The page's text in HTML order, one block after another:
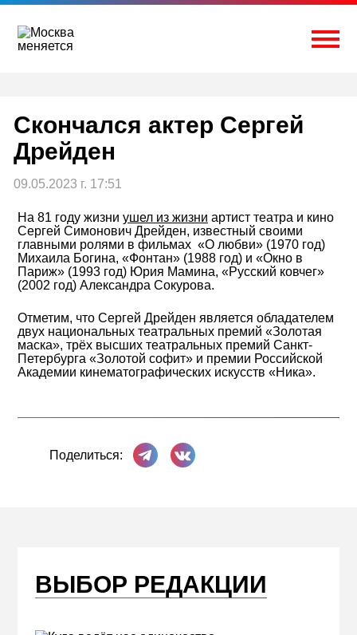
Перейти
содержимому
Cкончался актер Сергей
Дрейден
09.05.2023 г. 17:51
На 81 году жизни ушел из жизни артист театра и кино
Сергей Симонович Дрейден, известный своими
главными ролями в фильмах «О любви» (1970 год)
Михаила Богина, «Фонтан» (1988 год) и «Окно в
Париж» (1993 год) Юрия Мамина, «Русский ковчег»
(2002 год) Александра Сокурова.
Отметим, что Сергей Дрейден является обладателем
двух национальных театральных премий «Золотая
маска», трёх высших театральных премий Санкт-
Петербурга «Золотой софит» и премии Российской
Академии кинематографических искусств «Ника».
Поделиться:
Поделиться в Телеграме
Поделиться ВКонтакте
ВЫБОР РЕДАКЦИИ